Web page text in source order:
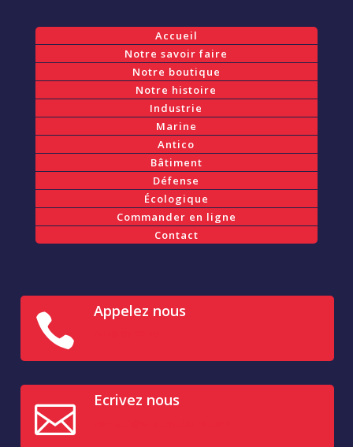
Accueil
Notre savoir faire
Notre boutique
Notre histoire
Industrie
Marine
Antico
Bâtiment
Défense
Écologique
Commander en ligne
Contact
 Appelez nous
 Ecrivez nous